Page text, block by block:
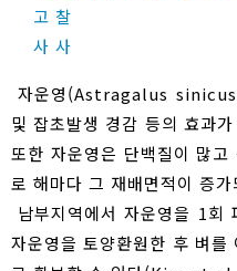
고 찰
사 사
자운영(Astragalus sinicus
및 잡초발생 경감 등의 효
또한 자운영은 단백질이 많
로 해마다 그 재배면적이 증
남부지역에서 자운영을 1회
자운영을 토양환원한 후 벼